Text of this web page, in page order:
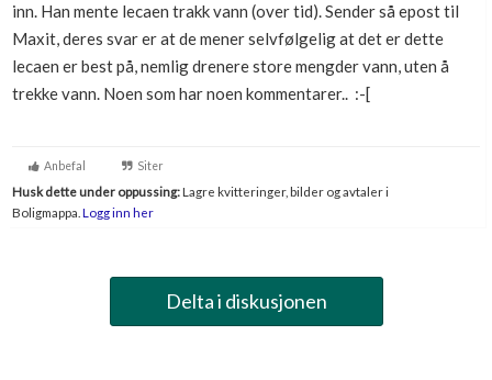
Boligmappa+
Få mer ut av Boligmappa
Nytt
inn. Han mente lecaen trakk vann (over tid). Sender så epost til
Maxit, deres svar er at de mener selvfølgelig at det er dette
lecaen er best på, nemlig drenere store mengder vann, uten å
trekke vann. Noen som har noen kommentarer.. :-[
Anbefal Siter
Husk dette under oppussing:Lagre kvitteringer, bilder og avtaler i
Boligmappa. Logg inn her
Delta i diskusjonen